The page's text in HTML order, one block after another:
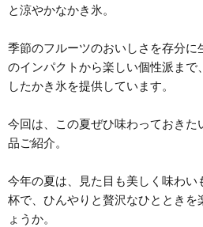
と涼やかなかき氷。
季節のフルーツのおいしさを存分に
のインパクトから楽しい個性派まで
したかき氷を提供しています。
今回は、この夏ぜひ味わっておき
品ご紹介。
今年の夏は、見た目も美しく味わい
杯で、ひんやりと贅沢なひとときを
ょうか。